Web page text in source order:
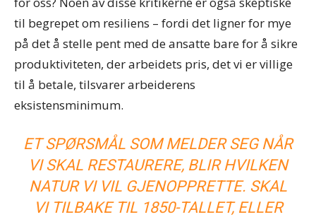
til begrepet om resiliens – fordi det ligner for mye
på det å stelle pent med de ansatte bare for å sikre
produktiviteten, der arbeidets pris, det vi er villige
til å betale, tilsvarer arbeiderens
eksistensminimum.
ET SPØRSMÅL SOM MELDER SEG NÅR
VI SKAL RESTAURERE, BLIR HVILKEN
NATUR VI VIL GJENOPPRETTE. SKAL
VI TILBAKE TIL 1850-TALLET, ELLER